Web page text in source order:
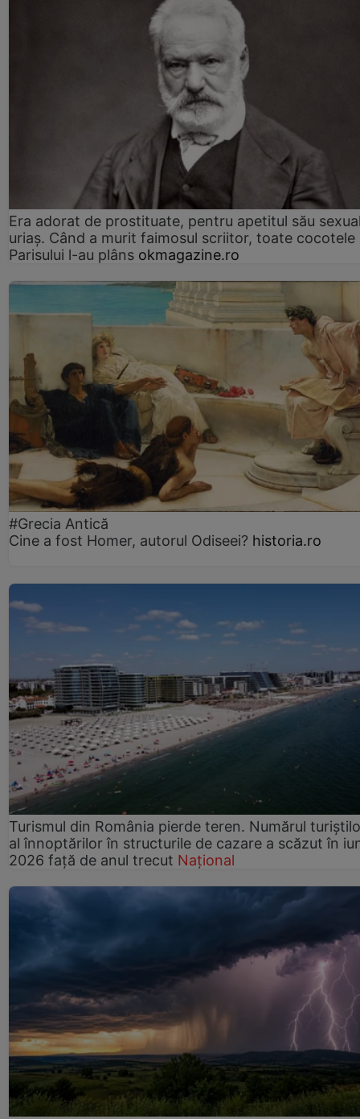
Era adorat de prostituate, pentru apetitul său
uriaș. Când a murit faimosul scriitor, toate cocotele
Parisului l-au plâns okmagazine.ro
#Grecia Antică
Cine a fost Homer, autorul Odiseei? historia.ro
Turismul din România pierde teren. Numărul
al înnoptărilor în structurile de cazare a scăzut în
2026 față de anul trecut Național